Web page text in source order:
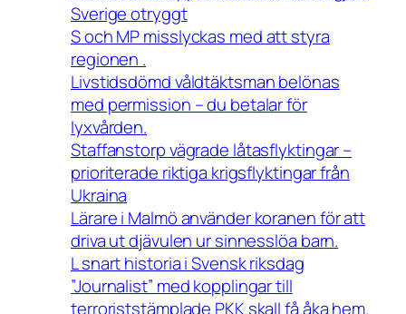
Sverige otryggt
S och MP misslyckas med att styra
regionen .
Livstidsdömd våldtäktsman belönas
med permission – du betalar för
lyxvården.
Staffanstorp vägrade låtasflyktingar –
prioriterade riktiga krigsflyktingar från
Ukraina
Lärare i Malmö använder koranen för att
driva ut djävulen ur sinnesslöa barn.
L snart historia i Svensk riksdag
”Journalist” med kopplingar till
terroriststämplade PKK skall få åka hem.